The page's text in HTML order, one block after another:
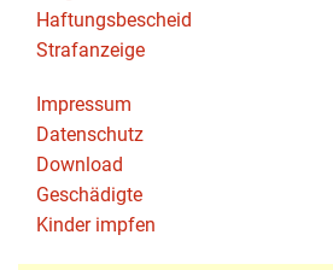
Haftungsbescheid
Strafanzeige
Impressum
Datenschutz
Download
Geschädigte
Kinder impfen